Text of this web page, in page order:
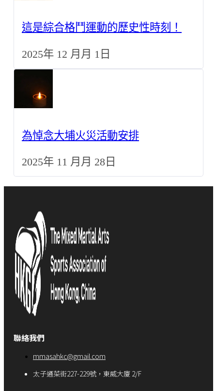
這是綜合格鬥運動的歷史性時刻！
2025年 12 月月 1日
為悼念大埔火災活動安排
2025年 11 月月 28日
聯絡我們
mmasahkc@gmail.com
太子通菜街227-229號，東威大廈 2/F